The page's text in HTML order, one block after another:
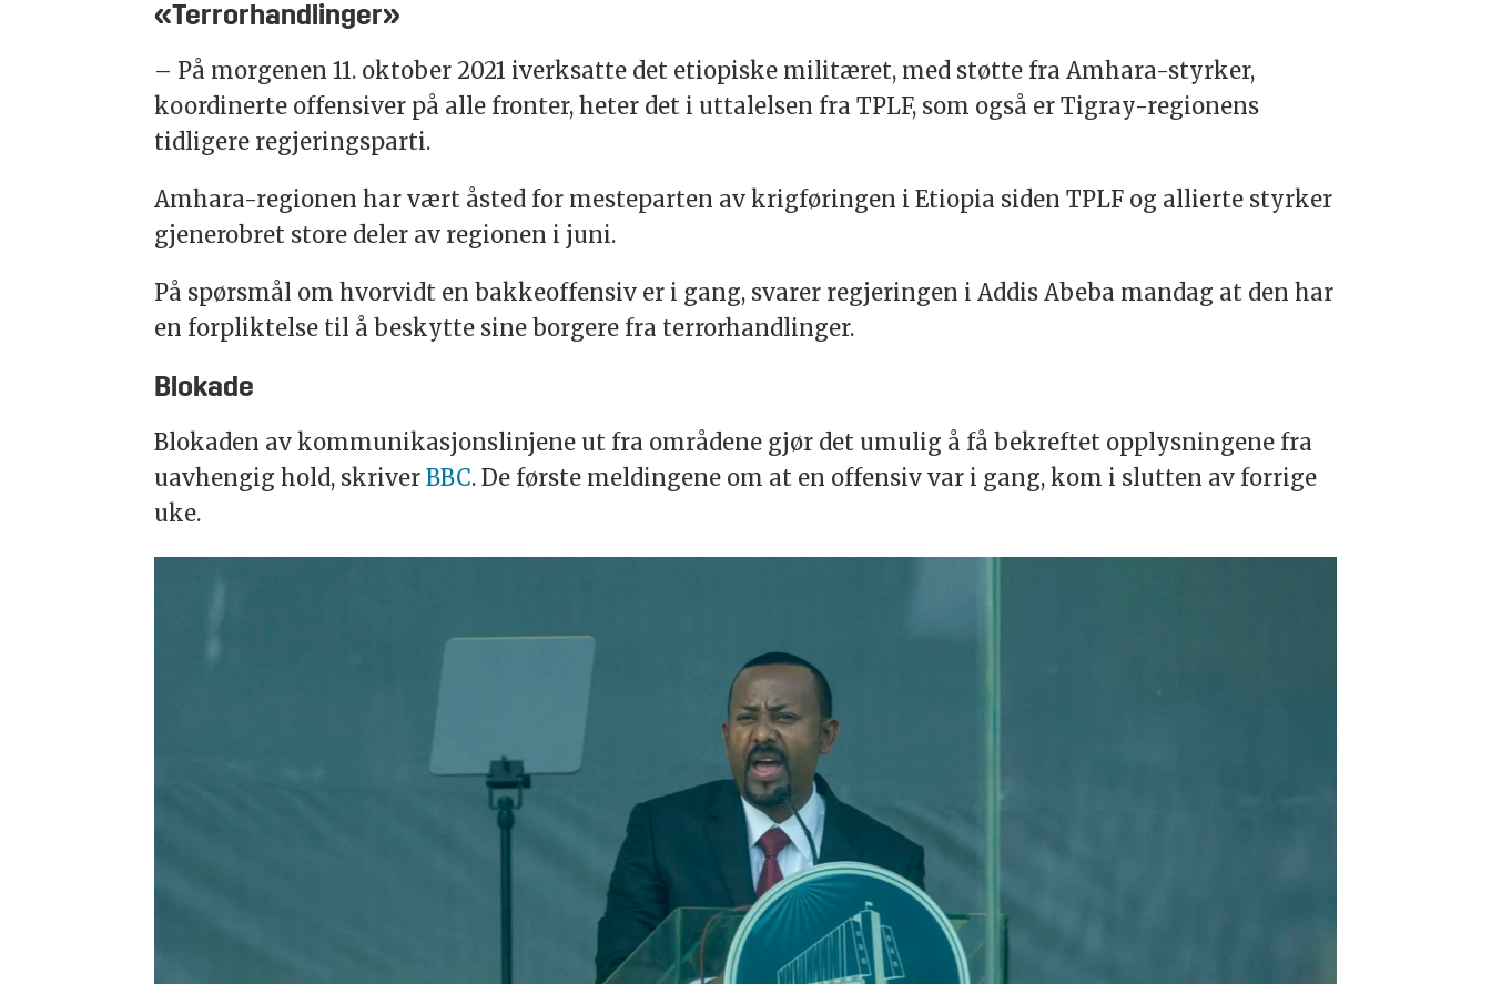
«Terrorhandlinger»
– På morgenen 11. oktober 2021 iverksatte det etiopiske militæret, med støtte fra Amhara-styrker,
koordinerte offensiver på alle fronter, heter det i uttalelsen fra TPLF, som også erTigray-regionens
tidligere regjeringsparti.
Amhara-regionen har vært åsted for mesteparten av krigføringen i Etiopia siden TPLF og allierte styrker
gjenerobret store deler av regionen i juni.
På spørsmål om hvorvidt en bakkeoffensiv er i gang, svarer regjeringen i Addis Abeba mandag at den har
en forpliktelse til å beskytte sine borgere fra terrorhandlinger.
Blokade
Blokaden av kommunikasjonslinjene ut fra områdene gjør det umulig å få bekreftet opplysningene fra
uavhengig hold, skriverBBC. De første meldingene om at en offensiv var i gang, kom i slutten av forrige
uke.